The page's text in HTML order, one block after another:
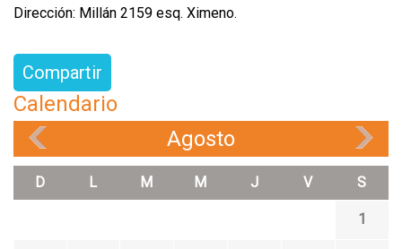
Dirección: Millán 2159 esq. Ximeno.
Compartir
Calendario
Agosto
D L M M J V S
1